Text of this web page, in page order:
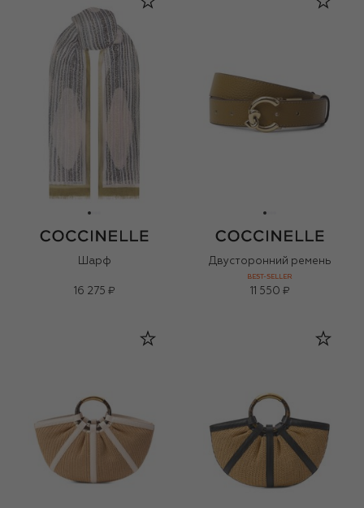
Шарф
16 275 ₽
Двусторонний ремень
BEST-SELLER
11 550 ₽